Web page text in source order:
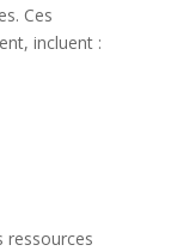
Ces
incluent :
ressources